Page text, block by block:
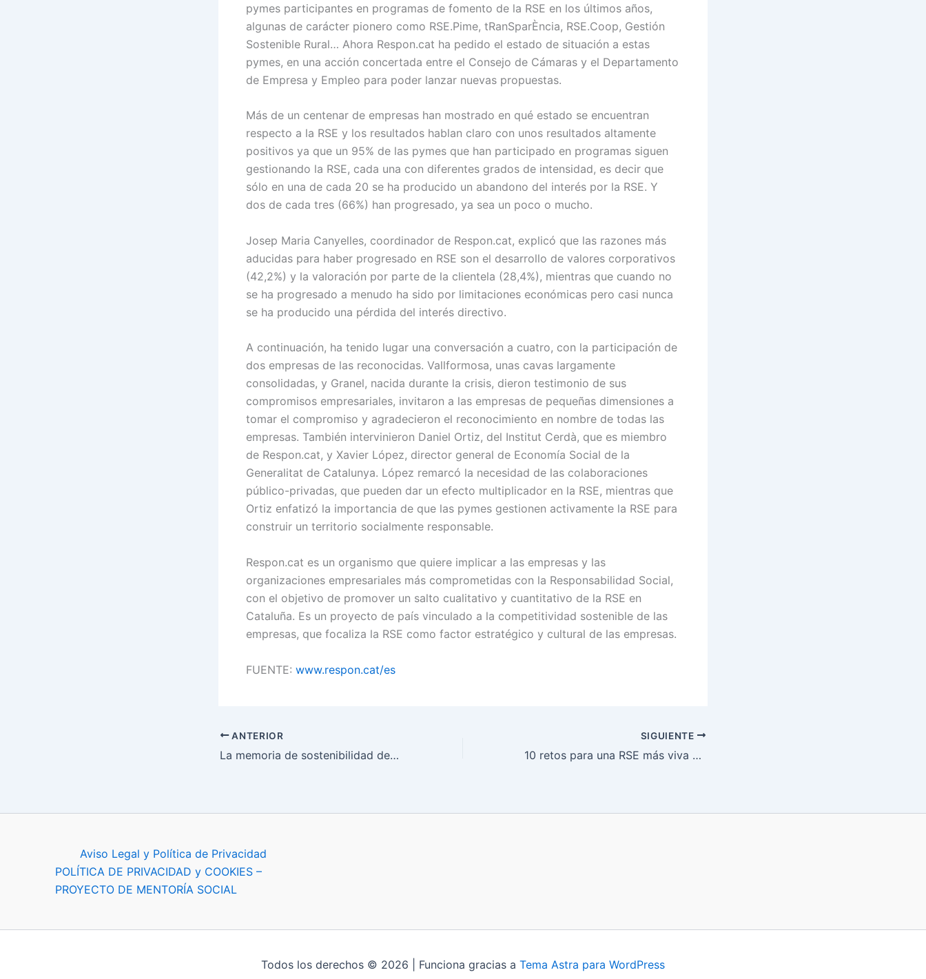
pymes participantes en programas de fomento de la RSE en los últimos años,
algunas de carácter pionero como RSE.Pime, tRanSparÈncia, RSE.Coop, Gestión
Sostenible Rural… Ahora Respon.cat ha pedido el estado de situación a estas
pymes, en una acción concertada entre el Consejo de Cámaras y el Departamento
de Empresa y Empleo para poder lanzar nuevas propuestas.
Más de un centenar de empresas han mostrado en qué estado se encuentran
respecto a la RSE y los resultados hablan claro con unos resultados altamente
positivos ya que un 95% de las pymes que han participado en programas siguen
gestionando la RSE, cada una con diferentes grados de intensidad, es decir que
sólo en una de cada 20 se ha producido un abandono del interés por la RSE. Y
dos de cada tres (66%) han progresado, ya sea un poco o mucho.
Josep Maria Canyelles, coordinador de Respon.cat, explicó que las razones más
aducidas para haber progresado en RSE son el desarrollo de valores corporativos
(42,2%) y la valoración por parte de la clientela (28,4%), mientras que cuando no
se ha progresado a menudo ha sido por limitaciones económicas pero casi nunca
se ha producido una pérdida del interés directivo.
A continuación, ha tenido lugar una conversación a cuatro, con la participación de
dos empresas de las reconocidas. Vallformosa, unas cavas largamente
consolidadas, y Granel, nacida durante la crisis, dieron testimonio de sus
compromisos empresariales, invitaron a las empresas de pequeñas dimensiones a
tomar el compromiso y agradecieron el reconocimiento en nombre de todas las
empresas. También intervinieron Daniel Ortiz, del Institut Cerdà, que es miembro
de Respon.cat, y Xavier López, director general de Economía Social de la
Generalitat de Catalunya. López remarcó la necesidad de las colaboraciones
público-privadas, que pueden dar un efecto multiplicador en la RSE, mientras que
Ortiz enfatizó la importancia de que las pymes gestionen activamente la RSE para
construir un territorio socialmente responsable.
Respon.cat es un organismo que quiere implicar a las empresas y las
organizaciones empresariales más comprometidas con la Responsabilidad Social,
con el objetivo de promover un salto cualitativo y cuantitativo de la RSE en
Cataluña. Es un proyecto de país vinculado a la competitividad sostenible de las
empresas, que focaliza la RSE como factor estratégico y cultural de las empresas.
FUENTE: www.respon.cat/es
ANTERIOR
La memoria de sostenibilidad de SPB ya se puede consultar en la Red de Pacto Mundial
SIGUIENTE
10 retos para una RSE más viva que nunca
Aviso Legal y Política de Privacidad
POLÍTICA DE PRIVACIDAD y COOKIES –
PROYECTO DE MENTORÍA SOCIAL
Todos los derechos © 2026 | Funciona gracias a Tema Astra para WordPress